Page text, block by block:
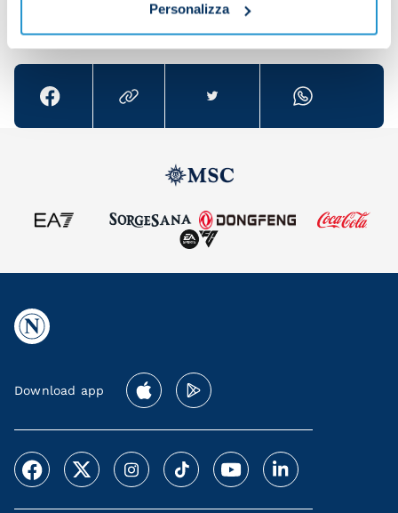
Personalizza
Share the article with your friends and support the
team
Download app